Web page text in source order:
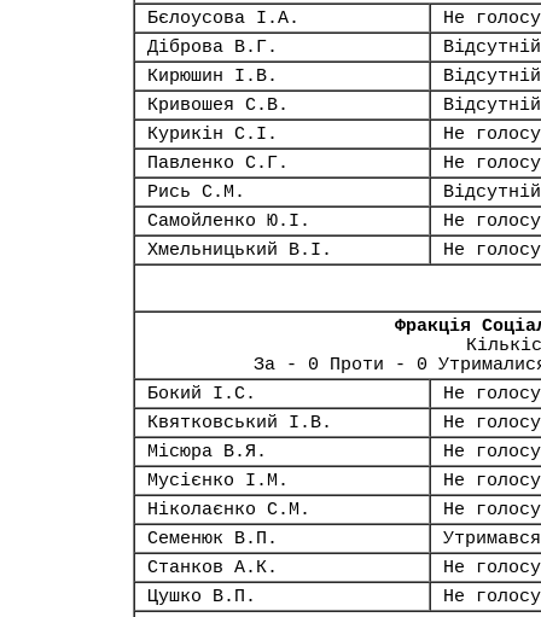
Бєлоусова І.А.
Не
Діброва В.Г.
Відсутній
Кирюшин І.В.
Відсутній
Кривошея С.В.
Відсутній
Курикін С.І.
Не
Павленко С.Г.
Не
Рись С.М.
Відсутній
Самойленко Ю.І.
Не
Хмельницький В.І.
Не
Фракція
За - 0 Проти - 0
Бокий І.С.
Не
Квятковський І.В.
Не
Місюра В.Я.
Не
Мусієнко І.М.
Не
Ніколаєнко С.М.
Не
Семенюк В.П.
Утримався
Станков А.К.
Не
Цушко В.П.
Не